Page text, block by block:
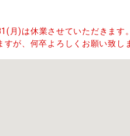
月)は休業させていただきます
すが、何卒よろしくお願い致し